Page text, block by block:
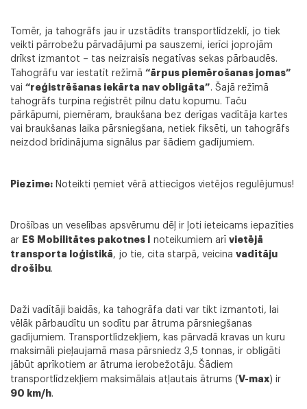
Tomēr, ja tahogrāfs jau ir uzstādīts transportlīdzeklī, jo tiek
veikti pārrobežu pārvadājumi pa sauszemi, ierīci joprojām
drīkst izmantot – tas neizraisīs negatīvas sekas pārbaudēs.
Tahogrāfu var iestatīt režīmā “ārpus piemērošanas jomas”
vai “reģistrēšanas iekārta nav obligāta”. Šajā režīmā
tahogrāfs turpina reģistrēt pilnu datu kopumu. Taču
pārkāpumi, piemēram, braukšana bez derīgas vadītāja kartes
vai braukšanas laika pārsniegšana, netiek fiksēti, un tahogrāfs
neizdod brīdinājuma signālus par šādiem gadījumiem.
Piezīme: Noteikti ņemiet vērā attiecīgos vietējos regulējumus!
Drošības un veselības apsvērumu dēļ ir ļoti ieteicams iepazīties
ar ES Mobilitātes pakotnes I noteikumiem arī vietējā
transporta loģistikā, jo tie, cita starpā, veicina vadītāju
drošību.
Daži vadītāji baidās, ka tahogrāfa dati var tikt izmantoti, lai
vēlāk pārbaudītu un sodītu par ātruma pārsniegšanas
gadījumiem. Transportlīdzekļiem, kas pārvadā kravas un kuru
maksimāli pieļaujamā masa pārsniedz 3,5 tonnas, ir obligāti
jābūt aprīkotiem ar ātruma ierobežotāju. Šādiem
transportlīdzekļiem maksimālais atļautais ātrums (V-max) ir
90 km/h.